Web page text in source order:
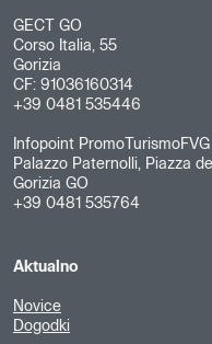
GECT GO
Corso Italia, 55
Gorizia
CF: 91036160314
+39 0481 535446
Infopoint PromoTurismoFVG
Palazzo Paternolli, Piazza
Gorizia GO
+39 0481 535764
Aktualno
Novice
Dogodki